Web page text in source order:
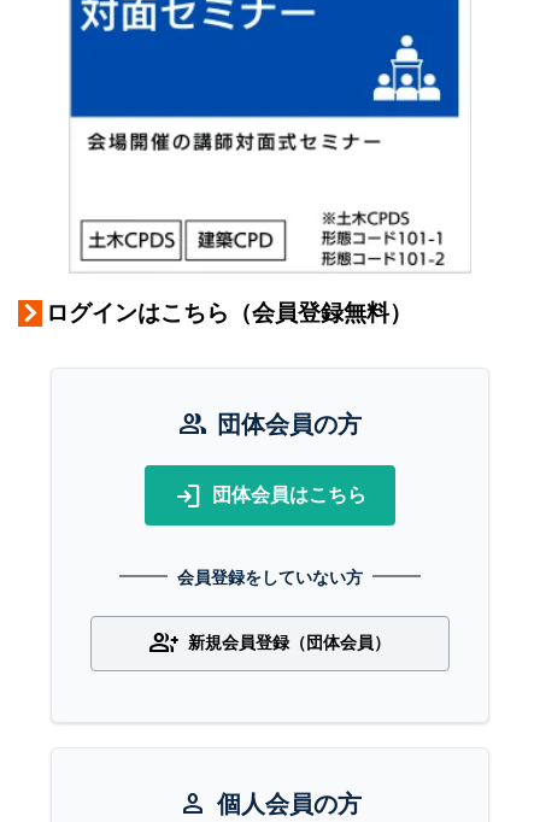
ログインはこちら（会員登録無料）
group 団体会員の方
login 団体会員はこちら
会員登録をしていない方
group_add 新規会員登録（団体会員）
person 個人会員の方